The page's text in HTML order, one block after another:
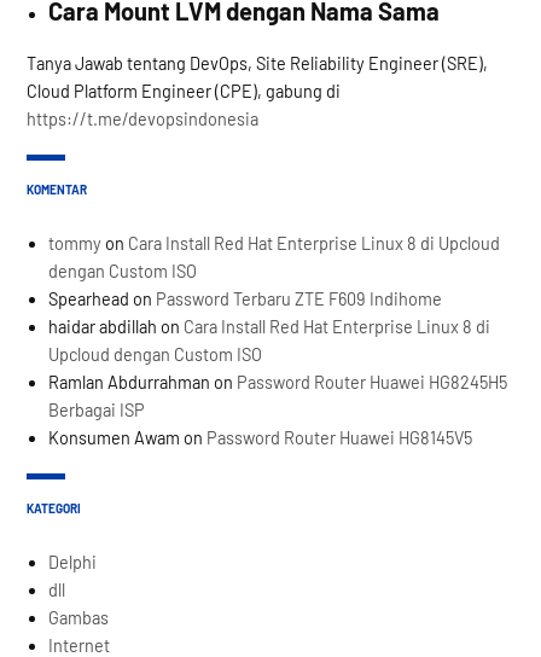
Cara Mount LVM dengan Nama Sama
Tanya Jawab tentang DevOps, Site Reliability Engineer (SRE),
Cloud Platform Engineer (CPE), gabung di
https://t.me/devopsindonesia
KOMENTAR
tommy on Cara Install Red Hat Enterprise Linux 8 di Upcloud
dengan Custom ISO
Spearhead on Password Terbaru ZTE F609 Indihome
haidar abdillah on Cara Install Red Hat Enterprise Linux 8 di
Upcloud dengan Custom ISO
Ramlan Abdurrahman on Password Router Huawei HG8245H5
Berbagai ISP
Konsumen Awam on Password Router Huawei HG8145V5
KATEGORI
Delphi
dll
Gambas
Internet